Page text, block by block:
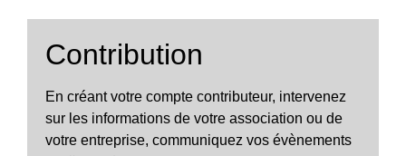
Contribution
En créant votre compte contributeur, intervenez
sur les informations de votre association ou de
votre entreprise, communiquez vos évènements